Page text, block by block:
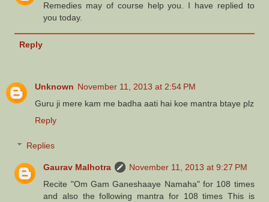
Remedies may of course help you. I have replied to
you today.
Reply
Unknown November 11, 2013 at 2:54 PM
Guru ji mere kam me badha aati hai koe mantra btaye plz
Reply
Replies
Gaurav Malhotra
November 11, 2013 at 9:27 PM
Recite "Om Gam Ganeshaaye Namaha" for 108 times
and also the following mantra for 108 times This is